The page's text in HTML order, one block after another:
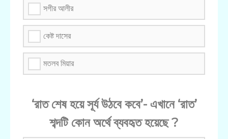
সগীর আলীর
কেষ্ট দাসের
মতলব মিয়ার
‘রাত শেষ হয়ে সূর্য উঠবে কবে’- এখানে ‘রাত’
শব্দটি কোন অর্থে ব্যবহৃত হয়েছে ?